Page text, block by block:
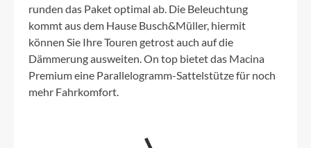
runden das Paket optimal ab. Die Beleuchtung
kommt aus dem Hause Busch&Müller, hiermit
können Sie Ihre Touren getrost auch auf die
Dämmerung ausweiten. On top bietet das Macina
Premium eine Parallelogramm-Sattelstütze für noch
mehr Fahrkomfort.